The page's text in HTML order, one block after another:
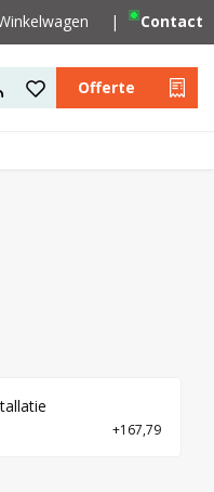
| Contact
Offerte
+167,79